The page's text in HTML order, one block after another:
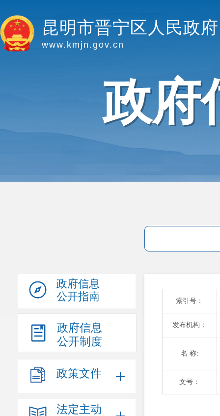
昆明市晋宁区人民政府
www.kmjn.gov.cn
政府
政府信息
公开指南
政府信息
公开制度
政策文件
法定主动
索引号：
发布机构：
名 称:
文号：